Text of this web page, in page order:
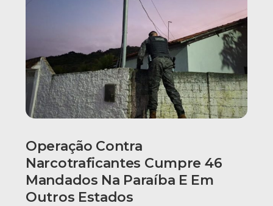
Operação Contra
Narcotraficantes Cumpre 46
Mandados Na Paraíba E Em
Outros Estados